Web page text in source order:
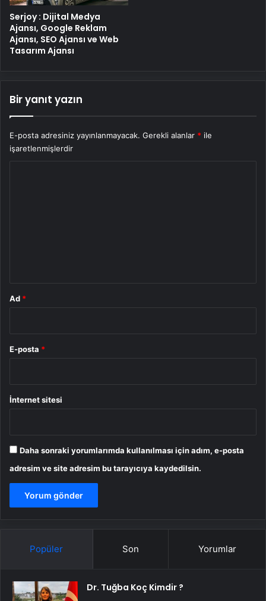
Serjoy : Dijital Medya
Ajansı, Google Reklam
Ajansı, SEO Ajansı ve Web
Tasarım Ajansı
Bir yanıt yazın
E-posta adresiniz yayınlanmayacak. Gerekli alanlar * ile
işaretlenmişlerdir
Ad *
E-posta *
İnternet sitesi
Daha sonraki yorumlarımda kullanılması için adım, e-posta
adresim ve site adresim bu tarayıcıya kaydedilsin.
Popüler Son Yorumlar
Dr. Tuğba Koç Kimdir ?